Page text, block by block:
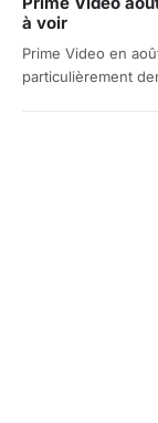
à voir
Prime Video en
particulièrement